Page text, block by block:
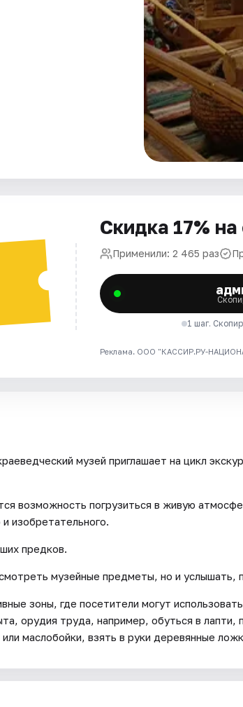
Скидка 17%
Применили: 2 465 раз
1 шаг.
Реклама. ООО "КАССИР.РУ-
музей приглашает на цикл
возможность погрузиться в живую
изобретательного.
предков.
музейные предметы, но и услышать,
зоны, где посетители могут
орудия труда, например, обуться в лапти,
маслобойки, взять в руки деревянные